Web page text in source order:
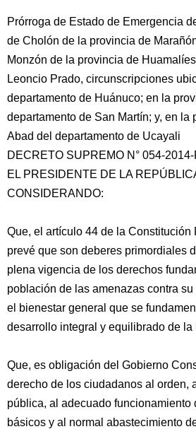
Prórroga de Estado de Emergencia
de Cholón de la provincia de
Monzón de la provincia de
Leoncio Prado, circunscripciones
departamento de Huánuco; en la
departamento de San Martín; y, en la
Abad del departamento de Ucayali
DECRETO SUPREMO N° 054-2014-
EL PRESIDENTE DE LA
CONSIDERANDO:
Que, el artículo 44 de la Constitución
prevé que son deberes primordiales
plena vigencia de los derechos
población de las amenazas contra
el bienestar general que se
desarrollo integral y equilibrado de la
Que, es obligación del Gobierno
derecho de los ciudadanos al orden,
pública, al adecuado funcionamiento
básicos y al normal abastecimiento